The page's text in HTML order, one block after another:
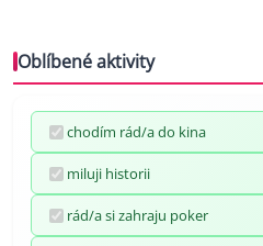
Oblíbené aktivity
chodím rád/a do kina
miluji historii
rád/a si zahraju poker